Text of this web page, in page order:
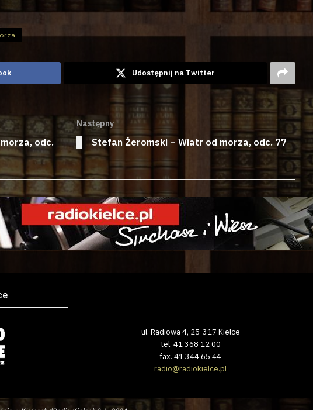
Udostępnij na Twitter
odc.
Następny
Stefan Żeromski – Wiatr od morza, odc. 77
ul. Radiowa 4, 25-317 Kielce
tel. 41 368 12 00
fax. 41 344 65 44
radio@radiokielce.pl